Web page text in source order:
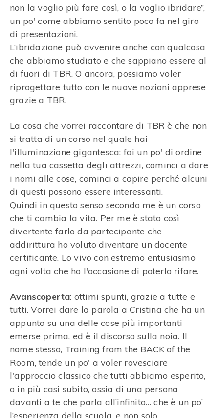
non la voglio più fare così, o la voglio ibridare”,
un po' come abbiamo sentito poco fa nel giro
di presentazioni.
L’ibridazione può avvenire anche con qualcosa
che abbiamo studiato e che sappiano essere al
di fuori di TBR. O ancora, possiamo voler
riprogettare tutto con le nuove nozioni apprese
grazie a TBR.
La cosa che vorrei raccontare di TBR è che non
si tratta di un corso nel quale hai
l'illuminazione gigantesca: fai un po' di ordine
nella tua cassetta degli attrezzi, cominci a dare
i nomi alle cose, cominci a capire perché alcuni
di questi possono essere interessanti.
Quindi in questo senso secondo me è un corso
che ti cambia la vita. Per me è stato così
divertente farlo da partecipante che
addirittura ho voluto diventare un docente
certificante. Lo vivo con estremo entusiasmo
ogni volta che ho l'occasione di poterlo rifare.
Avanscoperta: ottimi spunti, grazie a tutte e
tutti. Vorrei dare la parola a Cristina che ha un
appunto su una delle cose più importanti
emerse prima, ed è il discorso sulla noia. Il
nome stesso, Training from the BACK of the
Room, tende un po' a voler rovesciare
l'approccio classico che tutti abbiamo esperito,
o in più casi subito, ossia di una persona
davanti a te che parla all’infinito… che è un po’
l’esperienza della scuola, e non solo.